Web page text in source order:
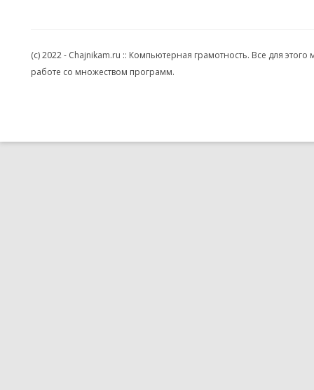
(c) 2022 - Chajnikam.ru :: Компьютерная грамотность. Все для
работе со множеством программ.